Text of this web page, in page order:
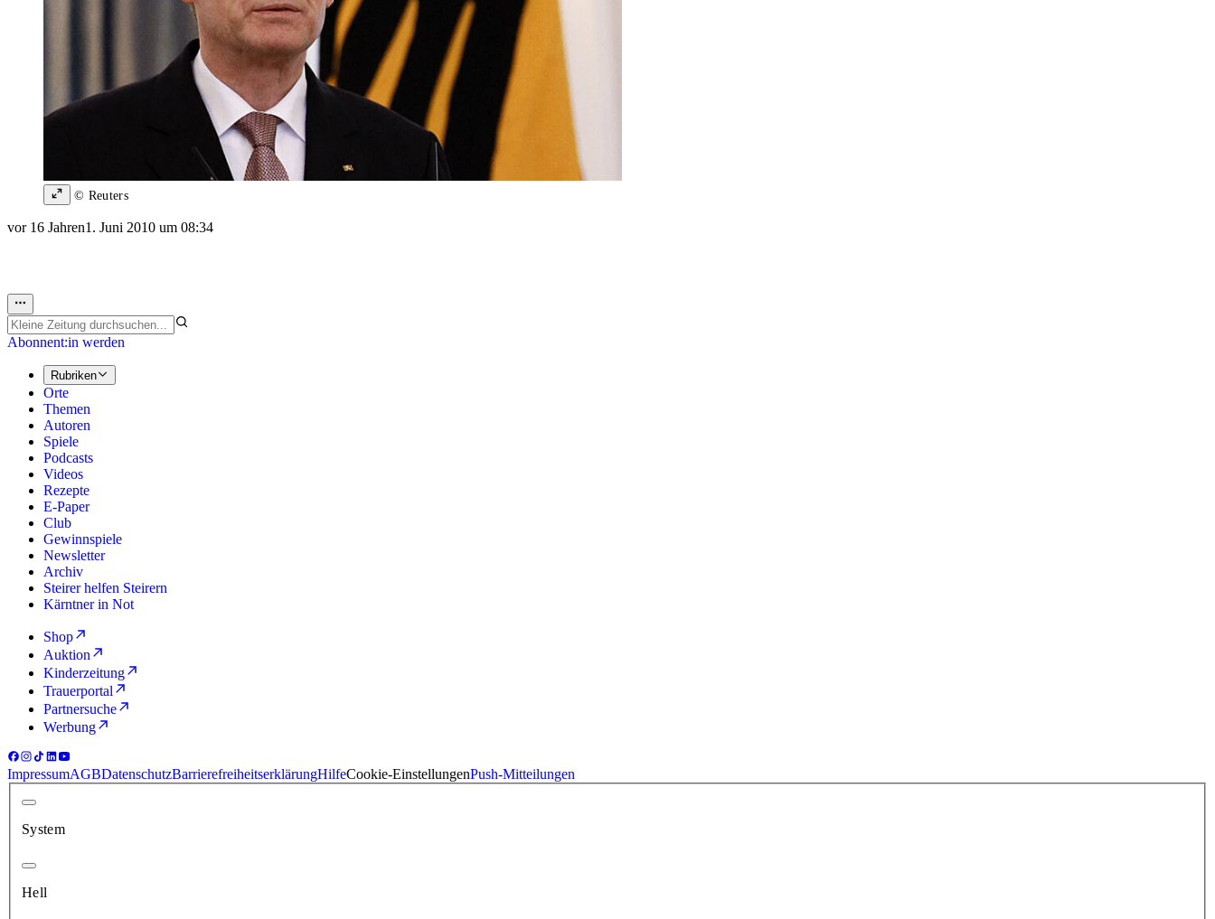
© Reuters
vor 16 Jahren1. Juni 2010 um 08:34
Abonnent:in werden
Rubriken
Orte
Themen
Autoren
Spiele
Podcasts
Videos
Rezepte
E-Paper
Club
Gewinnspiele
Newsletter
Archiv
Steirer helfen Steirern
Kärntner in Not
Shop
Auktion
Kinderzeitung
Trauerportal
Partnersuche
Werbung
ImpressumAGBDatenschutzBarrierefreiheitserklärungHilfeCookie-EinstellungenPush-Mitteilungen
System
Hell